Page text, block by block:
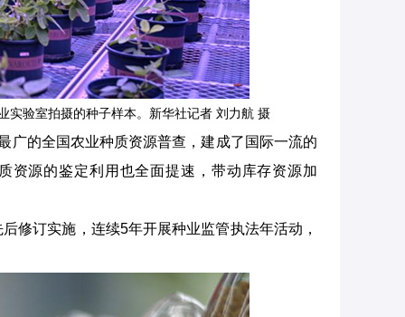
实验室拍摄的种子样本。新华社记者 刘力航 摄
广的全国农业种质资源普查，建成了国际一流的
资源的鉴定利用也全面提速，带动库存资源加
修订实施，连续5年开展种业监管执法年活动，